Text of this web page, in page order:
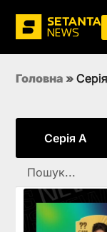
Головна »
Серія А